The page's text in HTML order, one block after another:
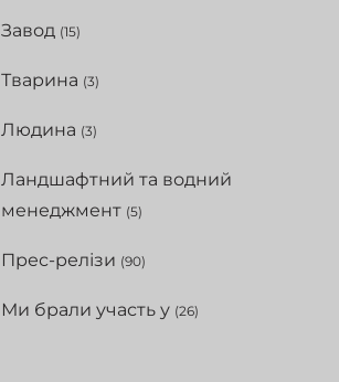
Завод (15)
Тварина (3)
Людина (3)
Ландшафтний та водний
менеджмент (5)
Прес-релізи (90)
Ми брали участь у (26)